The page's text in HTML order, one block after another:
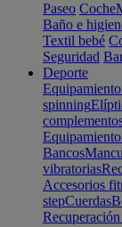
Paseo Coche
Baño e
Textil bebé
Seguridad
Deporte
spinning
Bancos
vibratorias
Accesorios
stepCuerdas